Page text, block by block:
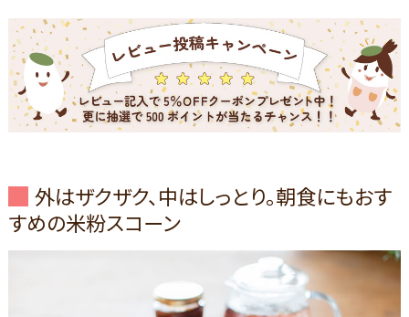
外はザクザク、中はしっとり。朝食にもおす
すめの米粉スコーン